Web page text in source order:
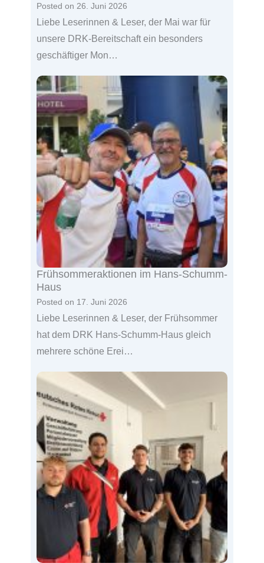
Posted on 26. Juni 2026
Liebe Leserinnen & Leser, der Mai war für
unsere DRK-Bereitschaft ein besonders
geschäftiger Mon…
Frühsommeraktionen im Hans-Schumm-
Haus
Posted on 17. Juni 2026
Liebe Leserinnen & Leser, der Frühsommer
hat dem DRK Hans-Schumm-Haus gleich
mehrere schöne Erei…